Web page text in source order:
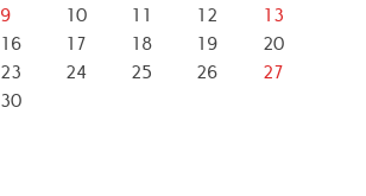
9 10 11 12
13
16 17 18 19
20
23 24 25 26
27
30